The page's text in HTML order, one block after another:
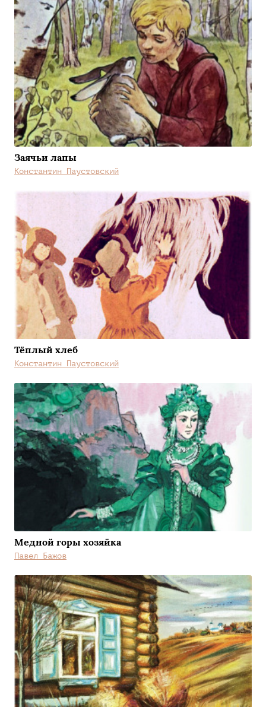
Заячьи лапы
Константин Паустовский
Тёплый хлеб
Константин Паустовский
Медной горы хозяйка
Павел Бажов